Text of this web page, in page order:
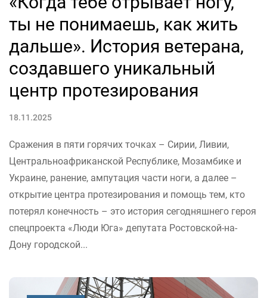
ты не понимаешь, как жить
дальше». История ветерана,
создавшего уникальный
центр протезирования
18.11.2025
Сражения в пяти горячих точках – Сирии, Ливии,
Центральноафриканской Республике, Мозамбике и
Украине, ранение, ампутация части ноги, а далее –
открытие центра протезирования и помощь тем, кто
потерял конечность – это история сегодняшнего героя
спецпроекта «Люди Юга» депутата Ростовской-на-
Дону городской...